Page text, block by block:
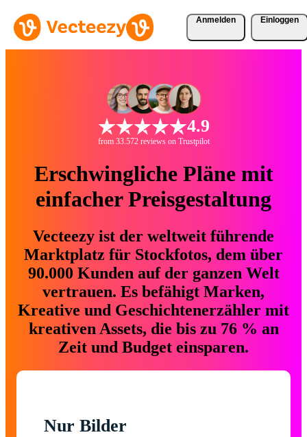
Anmelden Einloggen
4.9
from 33.572 reviews on Trustpilot
Erschwingliche Pläne mit
einfacher Preisgestaltung
Vecteezy ist der weltweit führende
Marktplatz für Stockfotos, dem über
90.000 Kunden auf der ganzen Welt
vertrauen. Es befähigt Marken,
Kreative und Geschichtenerzähler mit
kreativen Assets, die bis zu 76 % an
Zeit und Budget einsparen.
Nur Bilder